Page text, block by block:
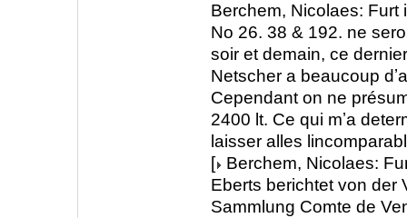
Berchem, Nicolaes: Furt
No 26. 38 & 192. ne
soir et demain, ce
Netscher a beaucoup
Cependant on ne
2400 lt. Ce qui mʼa
laisser alles
[
Berchem, Nicolaes:
Eberts berichtet von der
Sammlung Comte de